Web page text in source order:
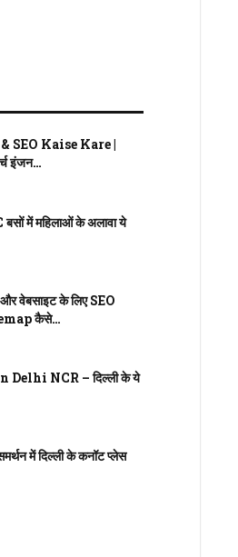
SEO Kaise Kare |
इंजन…
बसों में महिलाओं के अलावा ये
वेबसाइट के लिए SEO
कैसे…
NCR – दिल्ली के ये
में दिल्ली के कनॉट प्लेस